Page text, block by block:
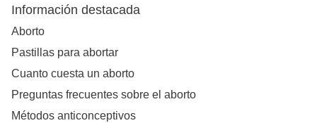
Información destacada
Aborto
Pastillas para abortar
Cuanto cuesta un aborto
Preguntas frecuentes sobre el aborto
Métodos anticonceptivos